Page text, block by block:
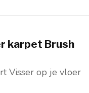
karpet Brush
Visser op je vloer